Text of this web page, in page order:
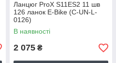
Ланцюг ProX S11ES2 11 шв
126 ланок E-Bike (C-UN-L-
0126)
В наявності
2 075 ₴